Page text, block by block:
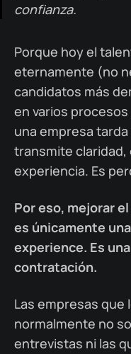
confianza.
Porque hoy el
eternamente (no
candidatos más
en varios
una empresa
transmite claridad,
experiencia. Es
Por eso, mejorar
es únicamente
experience. Es
contratación.
Las empresas
normalmente no
entrevistas ni las